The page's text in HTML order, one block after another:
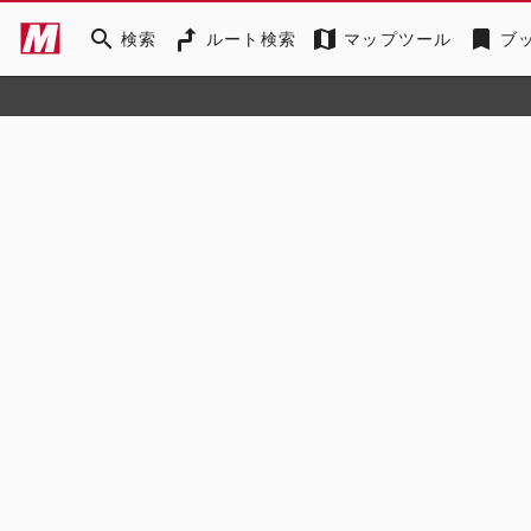
search 検索 ルート検索 map マップツール bookmark ブ